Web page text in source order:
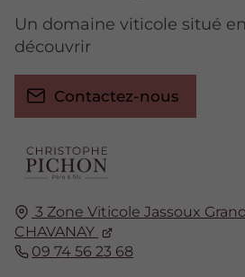
3 Zone Viticole Jassoux
CHAVANAY
09 74 56 23 68
Un domaine viticole situé
découvrir
Contactez-nous